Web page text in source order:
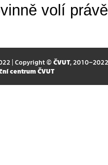
volí
| Copyright © ČVUT, 2010–2022
centrum ČVUT